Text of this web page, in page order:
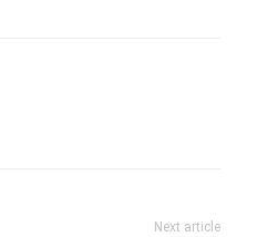
Next article